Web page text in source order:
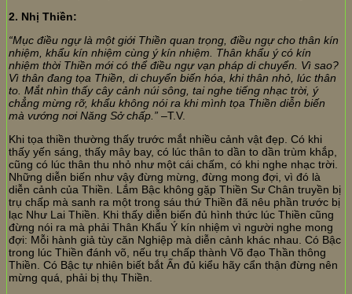
2. Nhị Thiền:
“Mục điều ngự là một giới Thiền quan trọng, điều ngự cho thân kín
nhiệm, khẩu kín nhiệm cùng ý kín nhiệm. Thân khẩu ý có kín
nhiệm thời Thiền mới có thể điều ngự vạn pháp di chuyển. Vì sao?
Vì thân đang tọa Thiền, di chuyển biến hóa, khi thân nhỏ, lúc thân
to. Mắt nhìn thấy cây cảnh núi sông, tai nghe tiếng nhạc trời, ý
chẳng mừng rỡ, khẩu không nói ra khi mình tọa Thiền diễn biến
mà vướng nơi Năng Sở chấp.” –T.V.
Khi tọa thiền thường thấy trước mắt nhiều cảnh vật đẹp. Có khi
thấy yến sáng, thấy mây bay, có lúc thân to dần to dần trùm khắp,
cũng có lúc thân thu nhỏ như một cái chấm, có khi nghe nhạc trời.
Những diễn biến như vậy đừng mừng, đừng mong đợi, vì đó là
diễn cảnh của Thiền. Lắm Bậc không gặp Thiền Sư Chân truyền bị
trụ chấp mà sanh ra một trong sáu thứ Thiền đã nêu phần trước bị
lạc Như Lai Thiền. Khi thấy diễn biến đủ hình thức lúc Thiền cũng
đừng nói ra mà phải Thân Khẩu Ý kín nhiệm vì người nghe mong
đợi: Mỗi hành giả tùy căn Nghiệp mà diễn cảnh khác nhau. Có Bậc
trong lúc Thiền đánh võ, nếu trụ chấp thành Võ đạo Thần thông
Thiền. Có Bậc tự nhiên biết bắt Ấn đủ kiểu hãy cẩn thận đừng nên
mừng quá, phải bị thụ Thiền.